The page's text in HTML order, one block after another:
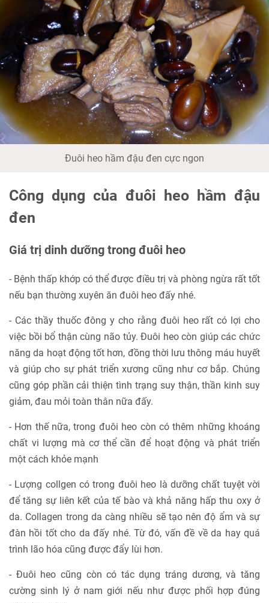
Đuôi heo hầm đậu đen cực ngon
Công dụng của đuôi heo hầm đậu
đen
Giá trị dinh dưỡng trong đuôi heo
- Bệnh thấp khớp có thể được điều trị và phòng ngừa rất tốt
nếu bạn thường xuyên ăn đuôi heo đấy nhé.
- Các thầy thuốc đông y cho rằng đuôi heo rất có lợi cho
việc bồi bổ thận cùng não tủy. Đuôi heo còn giúp các chức
năng da hoạt động tốt hơn, đồng thời lưu thông máu huyết
và giúp cho sự phát triển xương cũng như cơ bắp. Chúng
cũng góp phần cải thiện tình trạng suy thận, thần kinh suy
giảm, đau mỏi toàn thân nữa đấy.
- Hơn thế nữa, trong đuôi heo còn có thêm những khoáng
chất vi lượng mà cơ thể cần để hoạt động và phát triển
một cách khỏe mạnh
- Lượng collgen có trong đuôi heo là dưỡng chất tuyệt vời
để tăng sự liên kết của tế bào và khả năng hấp thu oxy ở
da. Collagen trong da càng nhiều sẽ tạo nên độ ẩm và sự
đàn hồi tốt cho da đấy nhé. Từ đó, vấn đề về da hay quá
trình lão hóa cũng được đẩy lùi hơn.
- Đuôi heo cũng còn có tác dụng tráng dương, và tăng
cường sinh lý ở nam giới nếu như được phối hợp đúng